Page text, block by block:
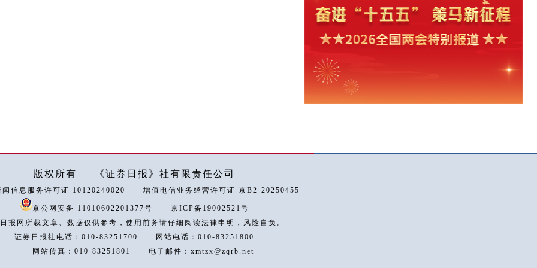
版权所有 《证券日报》社有限责任公司
闻信息服务许可证 10120240020 增值电信业务经营许可证 京B2-20250455
京公网安备 11010602201377号
京ICP备19002521号
报网所载文章、数据仅供参考，使用前务请仔细阅读法律申明，风险自负。
证券日报社电话：010-83251700
网站电话：010-83251800
网站传真：010-83251801
电子邮件：xmtzx@zqrb.net